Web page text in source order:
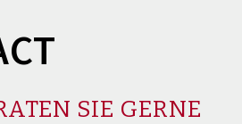
SIE GERNE